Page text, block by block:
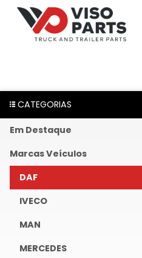
CATEGORIAS
Em Destaque
Marcas Veículos
DAF
IVECO
MAN
MERCEDES